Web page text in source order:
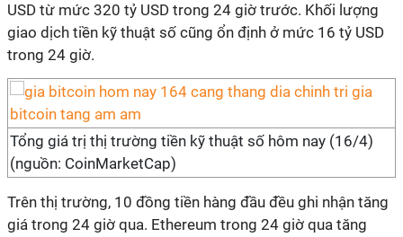
USD từ mức 320 tỷ USD trong 24 giờ trước. Khối lượng
giao dịch tiền kỹ thuật số cũng ổn định ở mức 16 tỷ USD
trong 24 giờ.
Tổng giá trị thị trường tiền kỹ thuật số hôm nay (16/4)
(nguồn: CoinMarketCap)
Trên thị trường, 10 đồng tiền hàng đầu đều ghi nhận tăng
giá trong 24 giờ qua. Ethereum trong 24 giờ qua tăng